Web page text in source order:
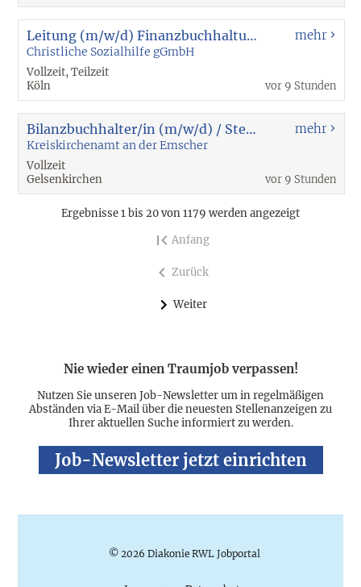
Leitung (m/w/d) Finanzbuchhaltung
Christliche Sozialhilfe gGmbH
Vollzeit, Teilzeit
Köln
mehr
vor 9 Stunden
Bilanzbuchhalter/in (m/w/d) / Steuerfachwirt/in (m/w/d)
Kreiskirchenamt an der Emscher
Vollzeit
Gelsenkirchen
mehr
vor 9 Stunden
Ergebnisse 1 bis 20 von 1179 werden angezeigt
Anfang
Zurück
Weiter
Nie wieder einen Traumjob verpassen!
Nutzen Sie unseren Job-Newsletter um in regelmäßigen
Abständen via E-Mail über die neuesten Stellenanzeigen zu
Ihrer aktuellen Suche informiert zu werden.
Job-Newsletter jetzt einrichten
© 2026 Diakonie RWL Jobportal